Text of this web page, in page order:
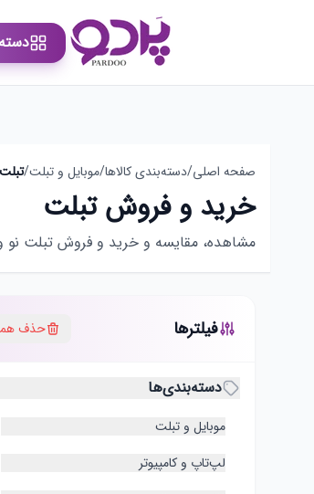
صفحه اصلی/دسته‌بندی کالاها/موبایل و تبلت/تبلت
خرید و فروش تبلت
مشاهده، مقایسه و خرید و فروش تبلت نو و
فیلترها حذف
دسته‌بندی‌ها
موبایل و تبلت
لپ‌تاپ و کامپیوتر